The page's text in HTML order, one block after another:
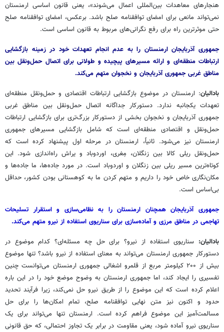
هنجارهای معاهدات بین‌المللی اعمال می‌شوند»، یعنی قانون اساسی ارمنستان
نمی‌تواند مانعی برای امضای توافقنامه صلح باشد. برعکس، امضای توافقنامه صلح
حتی موثرترین راه برای رفع نگرانی‌های مربوط به قانون اساسی است.
جمهوری آذربایجان ارمنستان را به عدم انجام تعهدات خود در زمینه بازگشایی
ارتباطات منطقه‌ای و ارائه مسیرهای پیچیده و طولانی برای اتصال حمل‌ونقل بین
مناطق غربی جمهوری آذربایجان و نخجوان متهم می‌کند.
بادالیان: ارمنستان در موضوع بازگشایی ارتباطات اقتصادی و حمل‌ونقل منطقه‌ای
تعهدات یکجانبه ندارد. دستورکار جداگانه اتصال حمل‌ونقل بین مناطق غربی
جمهوری آذربایجان و نخجوان بخشی از دستورکار بزرگ‌تری برای بازگشایی ارتباطات
حمل‌ونقل و اقتصادی منطقه‌ای است که شامل بازگشایی مسیرهای جمهوری
ارمنستان نیز می‌شود. ثانیاً، ارمنستان در مرحله اول پیشنهاد کرده است که
حمل‌ونقل ریلی کالا بین زنگلان، مِغری، اوردوباد و یراش راه‌اندازی شود. این
کوتاه‌ترین مسیر ریلی بین زنگلان و اوردوباد است. در مورد جاده‌ها، ما جاده‌ها و
مکان‌نگاری خاص خود را داریم و متهم کردن ما به کوهستانی بودن کشور، حداقل
بی‌اساس است.
جمهوری آذربایجان همچنان ارمنستان را به نظامی‌سازی و استقرار تسلیحات
تهاجمی در مناطق مرزی و آماده‌سازی برای سناریوی استفاده از نیرو متهم می‌کند.
بادالیان: سناریوی استفاده از نیرو؟ برای حل چه مسئله‌ای؟ کدام موضوع در
دستورکار جمهوری ارمنستان می‌تواند به معنای استفاده از نیرو باشد؟ تنها موضوع
بیش از ۲۰۰ کیلومتر مربع از قلمرو اشغالی جمهوری ارمنستان می‌توانست چنین
تفسیری را ایجاد کند، اما جمهوری ارمنستان به وضوح موضع خود را در این باره
اعلام کرده است که این موضوع را از طریق نیرو حل نمی‌کند، زیرا فرآیند تحدید
حدود و اکنون نیز متن نهایی توافقنامه صلح، تمام امکان‌ها را برای حل
مسالمت‌آمیز این موضوع فراهم کرده است. ارمنستان تنها می‌تواند برای یک
سناریوی نیرو آماده شود، یعنی مقاومت در برابر یک تجاوز احتمالی، که حق قانونی